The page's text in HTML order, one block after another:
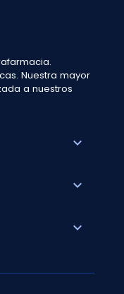
Nuestra mayor
a nuestros
expand_more
expand_more
expand_more